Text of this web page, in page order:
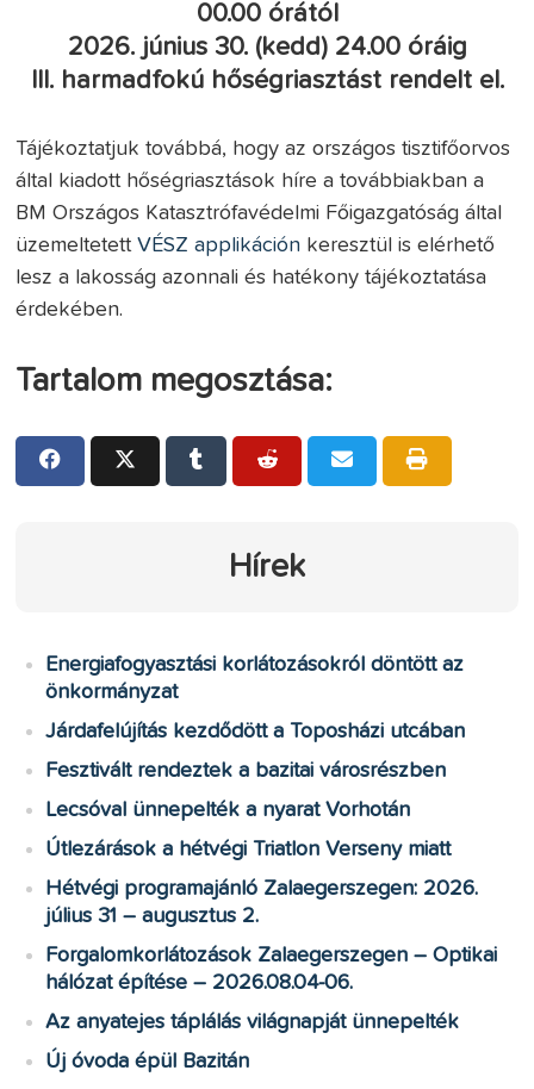
00.00 órától
2026. június 30. (kedd) 24.00 óráig
III. harmadfokú hőségriasztást rendelt el.
Tájékoztatjuk továbbá, hogy az országos tisztifőorvos
által kiadott hőségriasztások híre a továbbiakban a
BM Országos Katasztrófavédelmi Főigazgatóság által
üzemeltetettVÉSZ applikáción keresztül is elérhető
lesz a lakosság azonnali és hatékony tájékoztatása
érdekében.
Tartalom megosztása:
Hírek
Energiafogyasztási korlátozásokról döntött az
önkormányzat
Járdafelújítás kezdődött a Toposházi utcában
Fesztivált rendeztek a bazitai városrészben
Lecsóval ünnepelték a nyarat Vorhotán
Útlezárások a hétvégi Triatlon Verseny miatt
Hétvégi programajánló Zalaegerszegen: 2026.
július 31 – augusztus 2.
Forgalomkorlátozások Zalaegerszegen – Optikai
hálózat építése – 2026.08.04-06.
Az anyatejes táplálás világnapját ünnepelték
Új óvoda épül Bazitán